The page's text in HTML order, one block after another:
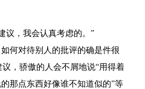
议，我会认真考虑的。”
何对待别人的批评的确是件很
，骄傲的人会不屑地说“用得着
那点东西好像谁不知道似的”等